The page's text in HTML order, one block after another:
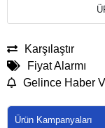
Karşılaştır
Fiyat Alarmı
Gelince Haber
Ürün Kampanyaları